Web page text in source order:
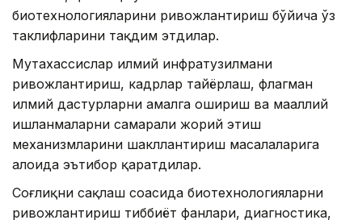
биотехнологияларини ривожлантириш бўйича ўз
таклифларини тақдим этдилар.
Мутахассислар илмий инфратузилмани
ривожлантириш, кадрлар тайёрлаш, флагман
илмий дастурларни амалга ошириш ва маҳаллий
ишланмаларни самарали жорий этиш
механизмларини шакллантириш масалаларига
алоҳида эътибор қаратдилар.
Соғлиқни сақлаш соҳасида биотехнологияларни
ривожлантириш тиббиёт фанлари, диагностика,